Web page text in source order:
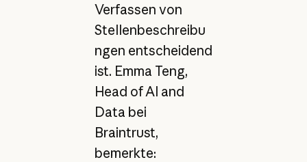
Verfassen von
Stellenbeschreibu
ngen entscheidend
ist. Emma Teng,
Head of AI and
Data bei
Braintrust,
bemerkte: